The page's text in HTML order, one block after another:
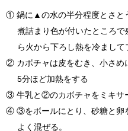
① 鍋に▲の水の半分程度とさと
煮詰まり色が付いたところ
ら火から下ろし熱を冷まして
② カボチャは皮をむき、小さめ
5分ほど加熱をする
③ 牛乳と②のカボチャをミキサ
④ ③をボールにとり、砂糖と卵
よく混ぜる。